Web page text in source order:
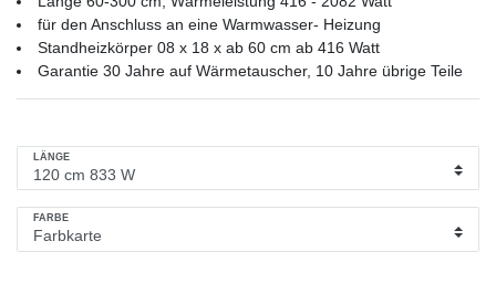
für den Anschluss an eine Warmwasser- Heizung
Standheizkörper 08 x 18 x ab 60 cm ab 416 Watt
Garantie 30 Jahre auf Wärmetauscher, 10 Jahre übrige Teile
LÄNGE
FARBE